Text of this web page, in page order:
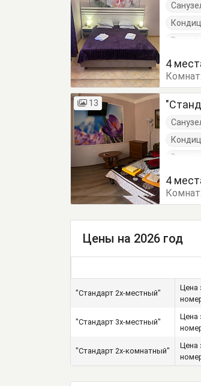
Пуфик
Шкаф
4
Комнат:
13
Пуфик
4
Комнат:
Цены на 2026 год
"Стандарт 2х-местный"
Цена
"Стандарт 3х-местный"
Цена
"Стандарт 2х-комнатный"
Цена